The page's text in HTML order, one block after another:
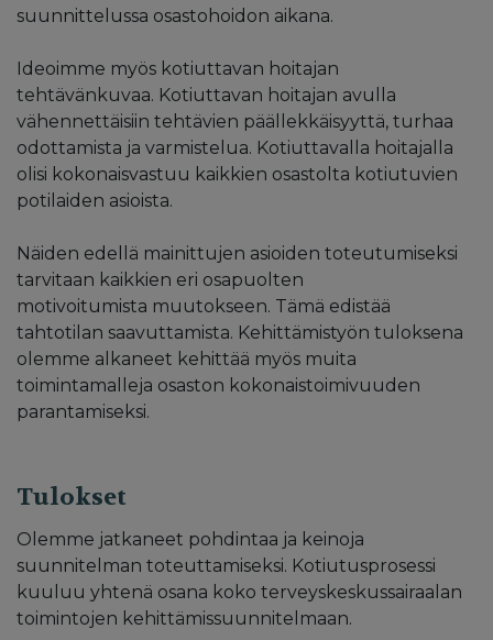
suunnittelussa osastohoidon aikana.
Ideoimme myös kotiuttavan hoitajan
tehtävänkuvaa. Kotiuttavan hoitajan avulla
vähennettäisiin tehtävien päällekkäisyyttä, turhaa
odottamista ja varmistelua. Kotiuttavalla hoitajalla
olisi kokonaisvastuu kaikkien osastolta kotiutuvien
potilaiden asioista.
Näiden edellä mainittujen asioiden toteutumiseksi
tarvitaan kaikkien eri osapuolten
motivoitumista muutokseen. Tämä edistää
tahtotilan saavuttamista. Kehittämistyön tuloksena
olemme alkaneet kehittää myös muita
toimintamalleja osaston kokonaistoimivuuden
parantamiseksi.
Tulokset
Olemme jatkaneet pohdintaa ja keinoja
suunnitelman toteuttamiseksi. Kotiutusprosessi
kuuluu yhtenä osana koko terveyskeskussairaalan
toimintojen kehittämissuunnitelmaan.